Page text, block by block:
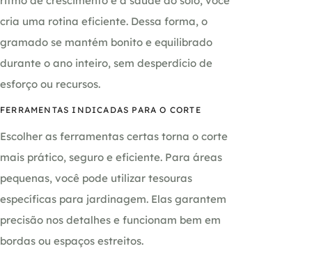
cria uma rotina eficiente. Dessa forma, o
gramado se mantém bonito e equilibrado
durante o ano inteiro, sem desperdício de
esforço ou recursos.
FERRAMENTAS INDICADAS PARA O CORTE
Escolher as ferramentas certas torna o corte
mais prático, seguro e eficiente. Para áreas
pequenas, você pode utilizar tesouras
específicas para jardinagem. Elas garantem
precisão nos detalhes e funcionam bem em
bordas ou espaços estreitos.